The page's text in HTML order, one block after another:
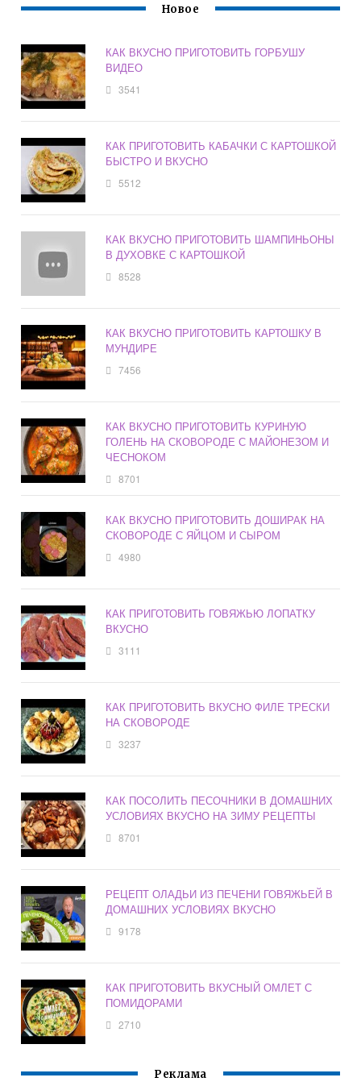
Новое
КАК ВКУСНО ПРИГОТОВИТЬ ГОРБУШУ
ВИДЕО
3541
КАК ПРИГОТОВИТЬ КАБАЧКИ С КАРТОШКОЙ
БЫСТРО И ВКУСНО
5512
КАК ВКУСНО ПРИГОТОВИТЬ ШАМПИНЬОНЫ
В ДУХОВКЕ С КАРТОШКОЙ
8528
КАК ВКУСНО ПРИГОТОВИТЬ КАРТОШКУ В
МУНДИРЕ
7456
КАК ВКУСНО ПРИГОТОВИТЬ КУРИНУЮ
ГОЛЕНЬ НА СКОВОРОДЕ С МАЙОНЕЗОМ И
ЧЕСНОКОМ
8701
КАК ВКУСНО ПРИГОТОВИТЬ ДОШИРАК НА
СКОВОРОДЕ С ЯЙЦОМ И СЫРОМ
4980
КАК ПРИГОТОВИТЬ ГОВЯЖЬЮ ЛОПАТКУ
ВКУСНО
3111
КАК ПРИГОТОВИТЬ ВКУСНО ФИЛЕ ТРЕСКИ
НА СКОВОРОДЕ
3237
КАК ПОСОЛИТЬ ПЕСОЧНИКИ В ДОМАШНИХ
УСЛОВИЯХ ВКУСНО НА ЗИМУ РЕЦЕПТЫ
8701
РЕЦЕПТ ОЛАДЬИ ИЗ ПЕЧЕНИ ГОВЯЖЬЕЙ В
ДОМАШНИХ УСЛОВИЯХ ВКУСНО
9178
КАК ПРИГОТОВИТЬ ВКУСНЫЙ ОМЛЕТ С
ПОМИДОРАМИ
2710
Реклама